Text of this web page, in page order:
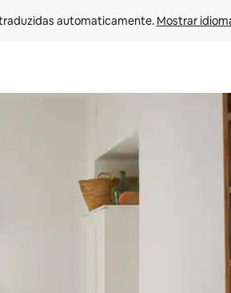
automaticamente. Mostrar